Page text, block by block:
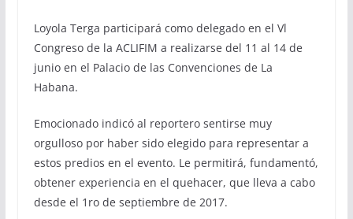
Loyola Terga participará como delegado en el Vl
Congreso de la ACLIFIM a realizarse del 11 al 14 de
junio en el Palacio de las Convenciones de La
Habana.
Emocionado indicó al reportero sentirse muy
orgulloso por haber sido elegido para representar a
estos predios en el evento. Le permitirá, fundamentó,
obtener experiencia en el quehacer, que lleva a cabo
desde el 1ro de septiembre de 2017.